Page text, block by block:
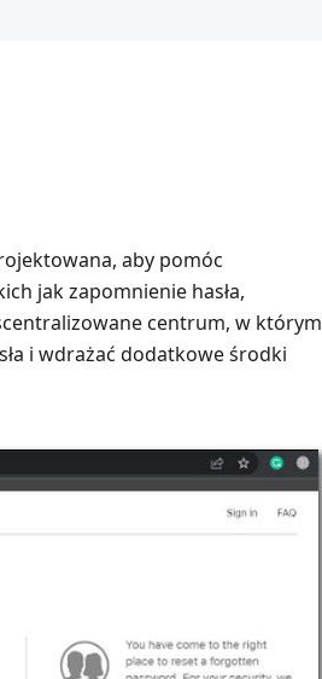
aby pomóc
jak zapomnienie hasła,
centrum, w którym
i wdrażać dodatkowe środki